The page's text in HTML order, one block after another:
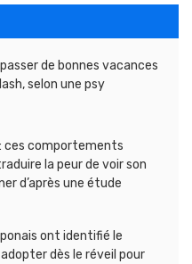
de bonnes vacances
selon une psy
ces comportements
la peur de voir son
d’après une étude
ont identifié le
dès le réveil pour